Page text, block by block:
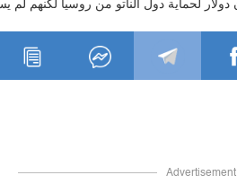
Advertisement